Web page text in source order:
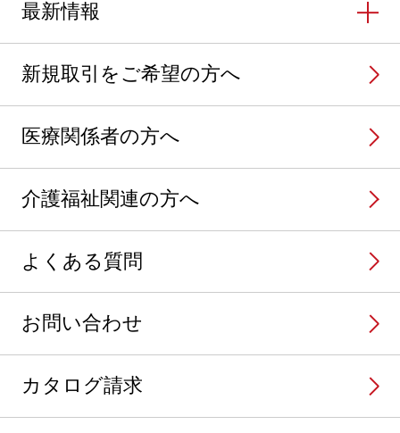
最新情報
新規取引をご希望の方へ
医療関係者の方へ
介護福祉関連の方へ
よくある質問
お問い合わせ
カタログ請求